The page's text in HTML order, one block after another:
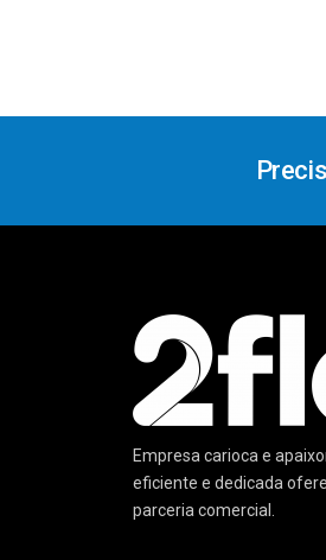
Empresa carioca e
eficiente e dedicada
parceria comercial.